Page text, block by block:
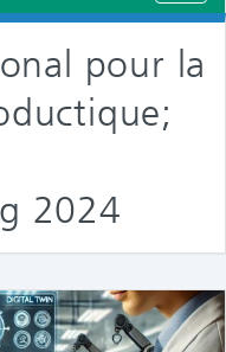
pour la
2024